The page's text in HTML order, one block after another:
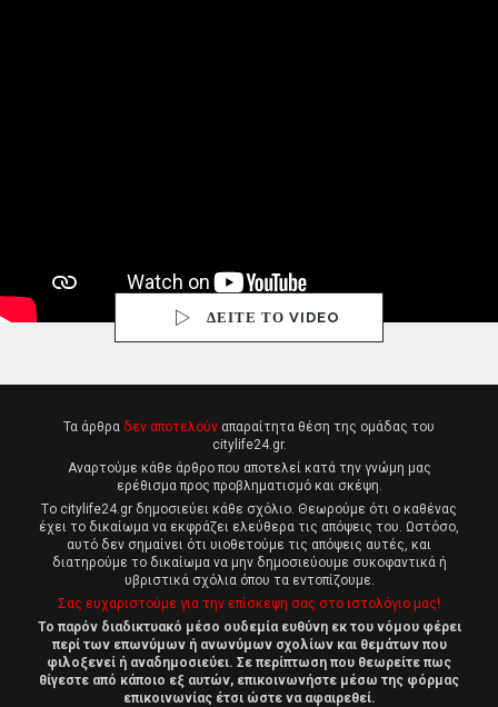
ΔΕΙΤΕ ΤΟ VIDEO
Τα άρθρα δεν αποτελούν απαραίτητα θέση της ομάδας του
citylife24.gr.
Αναρτούμε κάθε άρθρο που αποτελεί κατά την γνώμη μας
ερέθισμα προς προβληματισμό και σκέψη.
Tο citylife24.gr δημοσιεύει κάθε σχόλιο. Θεωρούμε ότι ο καθένας
έχει το δικαίωμα να εκφράζει ελεύθερα τις απόψεις του. Ωστόσο,
αυτό δεν σημαίνει ότι υιοθετούμε τις απόψεις αυτές, και
διατηρούμε το δικαίωμα να μην δημοσιεύουμε συκοφαντικά ή
υβριστικά σχόλια όπου τα εντοπίζουμε.
Σας ευχαριστούμε για την επίσκεψη σας στο ιστολόγιο μας!
Το παρόν διαδικτυακό μέσο ουδεμία ευθύνη εκ του νόμου φέρει
περί των επωνύμων ή ανωνύμων σχολίων και θεμάτων που
φιλοξενεί ή αναδημοσιεύει. Σε περίπτωση που θεωρείτε πως
θίγεστε από κάποιο εξ αυτών, επικοινωνήστε μέσω της φόρμας
επικοινωνίας έτσι ώστε να αφαιρεθεί.